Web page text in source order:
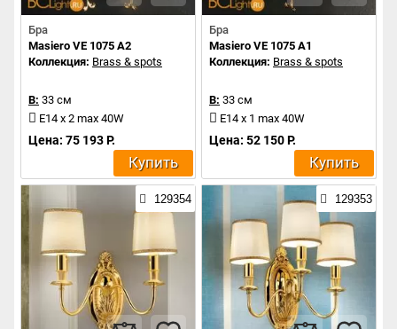
Бра
Masiero VE 1075 A2
Коллекция: Brass & spots
В: 33 см
E14 x 2 max 40W
Цена: 75 193 Р.
Купить
Бра
Masiero VE 1075 A1
Коллекция: Brass & spots
В: 33 см
E14 x 1 max 40W
Цена: 52 150 Р.
Купить
129354 129353